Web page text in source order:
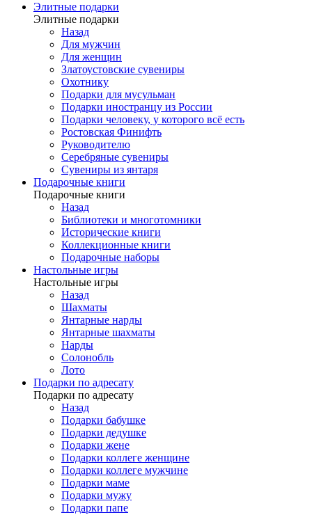
Элитные подарки
Элитные подарки
Назад
Для мужчин
Для женщин
Златоустовские сувениры
Охотнику
Подарки для мусульман
Подарки иностранцу из России
Подарки человеку, у которого всё есть
Ростовская Финифть
Руководителю
Серебряные сувениры
Сувениры из янтаря
Подарочные книги
Подарочные книги
Назад
Библиотеки и многотомники
Исторические книги
Коллекционные книги
Подарочные наборы
Настольные игры
Настольные игры
Назад
Шахматы
Янтарные нарды
Янтарные шахматы
Нарды
Солонобль
Лото
Подарки по адресату
Подарки по адресату
Назад
Подарки бабушке
Подарки дедушке
Подарки жене
Подарки коллеге женщине
Подарки коллеге мужчине
Подарки маме
Подарки мужу
Подарки папе